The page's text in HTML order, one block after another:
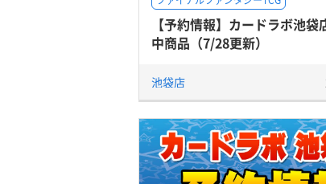
【予約情報】カードラボ池袋
中商品（7/28更新）
池袋店